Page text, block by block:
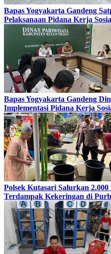
Bapas Yogyakarta Gandeng
Pelaksanaan Pidana Kerja
Bapas Yogyakarta Gandeng
Implementasi Pidana Kerja
Polsek Kutasari Salurkan
Terdampak Kekeringan di